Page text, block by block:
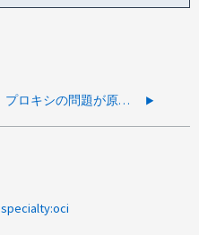
プロキシの問題が原因で、 Cloud Insight に Acquisition Unit をインストールできませんでした
specialty:oci